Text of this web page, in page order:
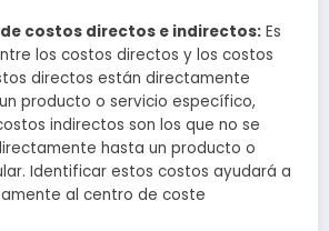
costos directos e indirectos: Es
los costos directos y los costos
directos están directamente
producto o servicio específico,
indirectos son los que no se
hasta un producto o
Identificar estos costos ayudará a
al centro de coste